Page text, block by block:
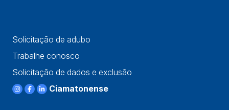
Solicitação de adubo
Trabalhe conosco
Solicitação de dados e exclusão
Ciamatonense